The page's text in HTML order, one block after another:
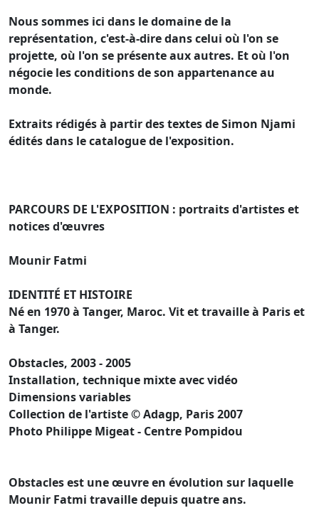
Nous sommes ici dans le domaine de la
représentation, c'est-à-dire dans celui où l'on se
projette, où l'on se présente aux autres. Et où l'on
négocie les conditions de son appartenance au
monde.
Extraits rédigés à partir des textes de Simon Njami
édités dans le catalogue de l'exposition.
PARCOURS DE L'EXPOSITION : portraits d'artistes et
notices d'œuvres
Mounir Fatmi
IDENTITÉ ET HISTOIRE
Né en 1970 à Tanger, Maroc. Vit et travaille à Paris et
à Tanger.
Obstacles, 2003 - 2005
Installation, technique mixte avec vidéo
Dimensions variables
Collection de l'artiste © Adagp, Paris 2007
Photo Philippe Migeat - Centre Pompidou
Obstacles est une œuvre en évolution sur laquelle
Mounir Fatmi travaille depuis quatre ans.